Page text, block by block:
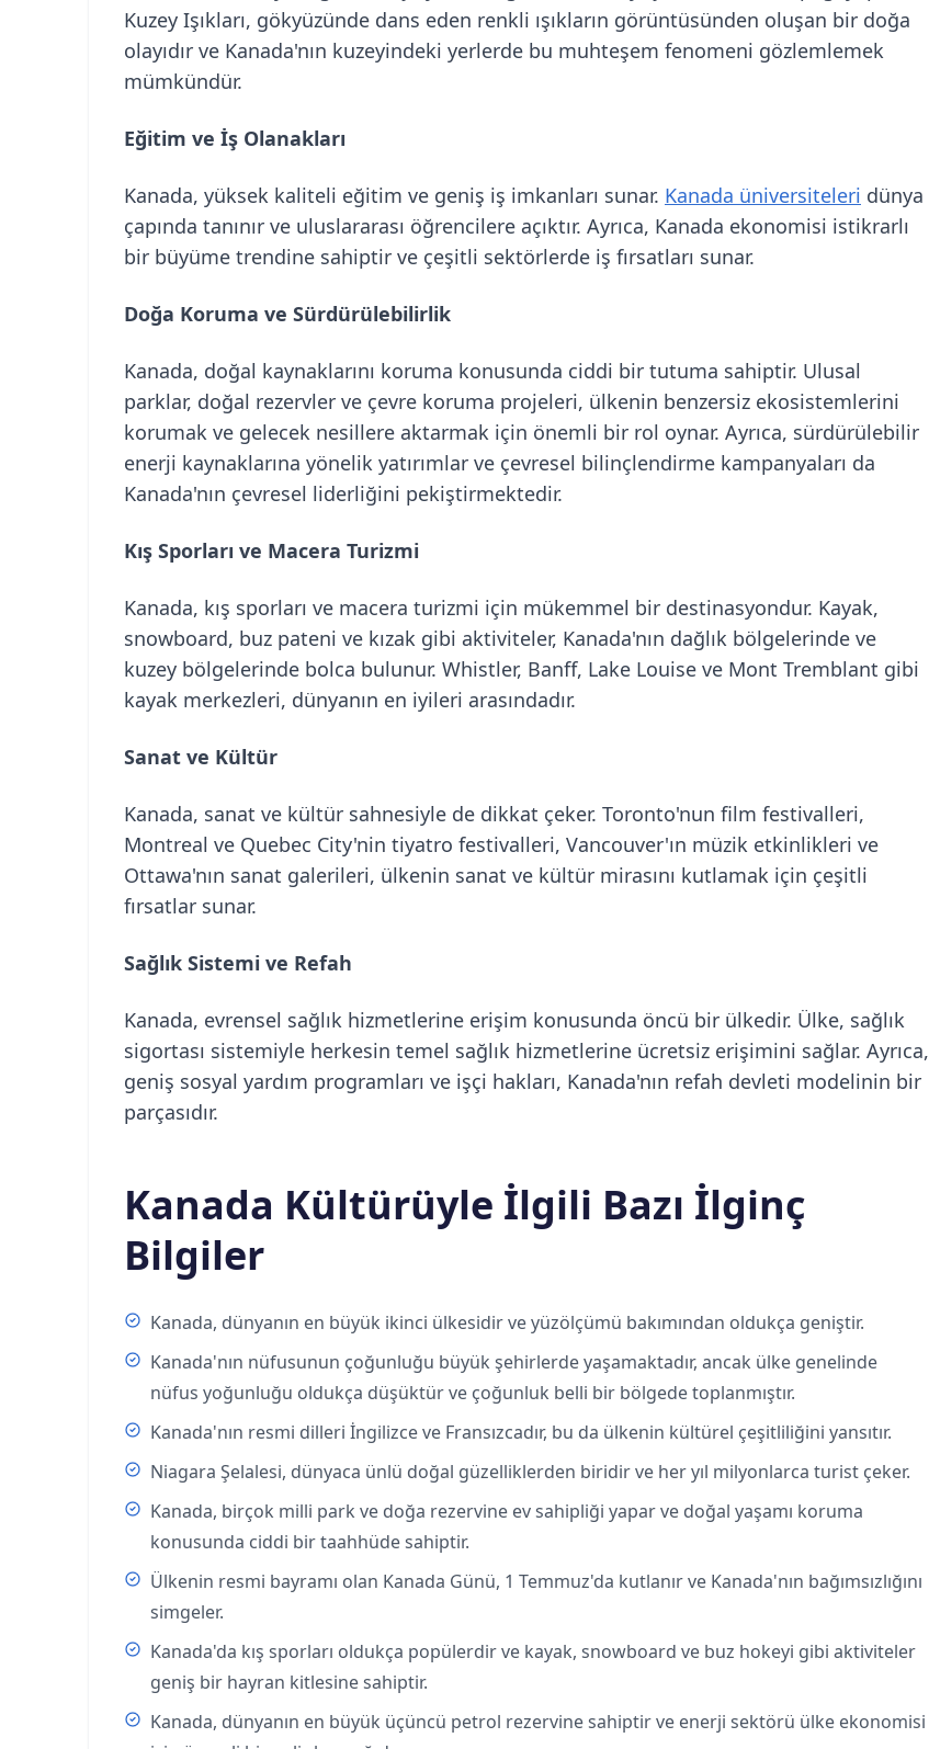
Kuzey Işıkları, gökyüzünde dans eden renkli ışıkların görüntüsünden oluşan bir doğa
olayıdır ve Kanada'nın kuzeyindeki yerlerde bu muhteşem fenomeni gözlemlemek
mümkündür.
Eğitim ve İş Olanakları
Kanada, yüksek kaliteli eğitim ve geniş iş imkanları sunar. Kanada üniversiteleri dünya
çapında tanınır ve uluslararası öğrencilere açıktır. Ayrıca, Kanada ekonomisi istikrarlı
bir büyüme trendine sahiptir ve çeşitli sektörlerde iş fırsatları sunar.
Doğa Koruma ve Sürdürülebilirlik
Kanada, doğal kaynaklarını koruma konusunda ciddi bir tutuma sahiptir. Ulusal
parklar, doğal rezervler ve çevre koruma projeleri, ülkenin benzersiz ekosistemlerini
korumak ve gelecek nesillere aktarmak için önemli bir rol oynar. Ayrıca, sürdürülebilir
enerji kaynaklarına yönelik yatırımlar ve çevresel bilinçlendirme kampanyaları da
Kanada'nın çevresel liderliğini pekiştirmektedir.
Kış Sporları ve Macera Turizmi
Kanada, kış sporları ve macera turizmi için mükemmel bir destinasyondur. Kayak,
snowboard, buz pateni ve kızak gibi aktiviteler, Kanada'nın dağlık bölgelerinde ve
kuzey bölgelerinde bolca bulunur. Whistler, Banff, Lake Louise ve Mont Tremblant gibi
kayak merkezleri, dünyanın en iyileri arasındadır.
Sanat ve Kültür
Kanada, sanat ve kültür sahnesiyle de dikkat çeker. Toronto'nun film festivalleri,
Montreal ve Quebec City'nin tiyatro festivalleri, Vancouver'ın müzik etkinlikleri ve
Ottawa'nın sanat galerileri, ülkenin sanat ve kültür mirasını kutlamak için çeşitli
fırsatlar sunar.
Sağlık Sistemi ve Refah
Kanada, evrensel sağlık hizmetlerine erişim konusunda öncü bir ülkedir. Ülke, sağlık
sigortası sistemiyle herkesin temel sağlık hizmetlerine ücretsiz erişimini sağlar. Ayrıca,
geniş sosyal yardım programları ve işçi hakları, Kanada'nın refah devleti modelinin bir
parçasıdır.
Kanada Kültürüyle İlgili Bazı İlginç
Bilgiler
Kanada, dünyanın en büyük ikinci ülkesidir ve yüzölçümü bakımından oldukça geniştir.
Kanada'nın nüfusunun çoğunluğu büyük şehirlerde yaşamaktadır, ancak ülke genelinde
nüfus yoğunluğu oldukça düşüktür ve çoğunluk belli bir bölgede toplanmıştır.
Kanada'nın resmi dilleri İngilizce ve Fransızcadır, bu da ülkenin kültürel çeşitliliğini yansıtır.
Niagara Şelalesi, dünyaca ünlü doğal güzelliklerden biridir ve her yıl milyonlarca turist çeker.
Kanada, birçok milli park ve doğa rezervine ev sahipliği yapar ve doğal yaşamı koruma
konusunda ciddi bir taahhüde sahiptir.
Ülkenin resmi bayramı olan Kanada Günü, 1 Temmuz'da kutlanır ve Kanada'nın bağımsızlığını
simgeler.
Kanada'da kış sporları oldukça popülerdir ve kayak, snowboard ve buz hokeyi gibi aktiviteler
geniş bir hayran kitlesine sahiptir.
Kanada, dünyanın en büyük üçüncü petrol rezervine sahiptir ve enerji sektörü ülke ekonomisi